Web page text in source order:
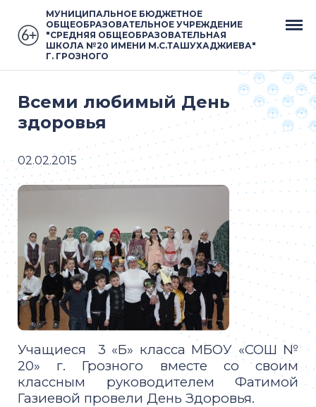
МУНИЦИПАЛЬНОЕ БЮДЖЕТНОЕ
ОБЩЕОБРАЗОВАТЕЛЬНОЕ УЧРЕЖДЕНИЕ
"СРЕДНЯЯ ОБЩЕОБРАЗОВАТЕЛЬНАЯ
ШКОЛА №20 ИМЕНИ М.С.ТАШУХАДЖИЕВА"
Г. ГРОЗНОГО
Всеми любимый День
здоровья
02.02.2015
Учащиеся 3 «Б» класса МБОУ «СОШ №
20» г. Грозного вместе со своим
классным руководителем Фатимой
Газиевой провели День Здоровья.